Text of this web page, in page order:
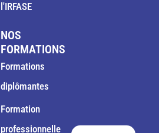
l'IRFASE
NOS
FORMATIONS
Formations
diplômantes
Formation
professionnelle